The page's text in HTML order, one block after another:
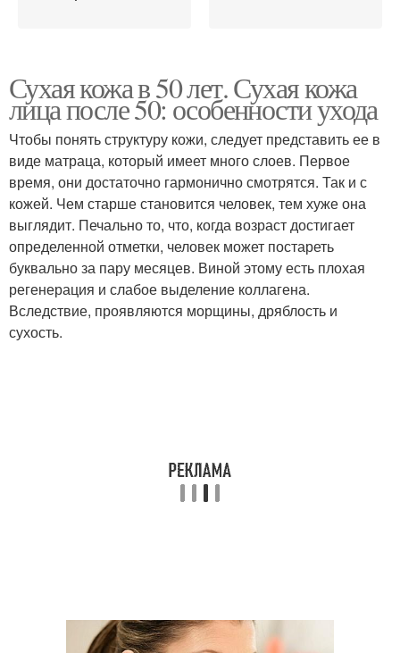
Сухая кожа в 50 лет. Сухая кожа
лица после 50: особенности ухода
Чтобы понять структуру кожи, следует представить ее в
виде матраца, который имеет много слоев. Первое
время, они достаточно гармонично смотрятся. Так и с
кожей. Чем старше становится человек, тем хуже она
выглядит. Печально то, что, когда возраст достигает
определенной отметки, человек может постареть
буквально за пару месяцев. Виной этому есть плохая
регенерация и слабое выделение коллагена.
Вследствие, проявляются морщины, дряблость и
сухость.